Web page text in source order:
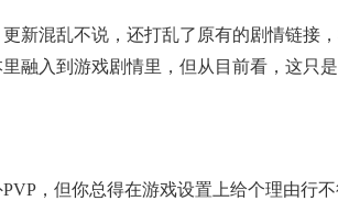
混乱不说，还打乱了原有的剧情链接，
融入到游戏剧情里，但从目前看，这只
，但你总得在游戏设置上给个理由行不